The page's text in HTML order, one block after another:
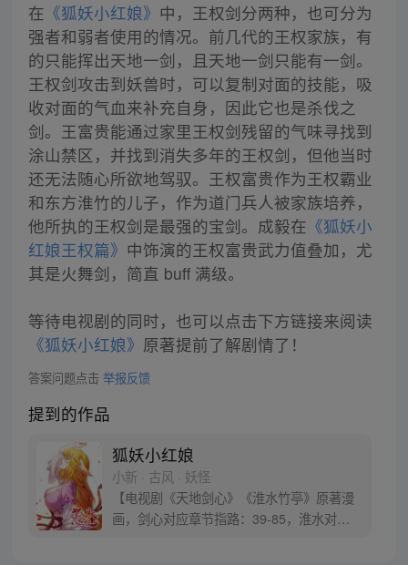
在 《狐妖小红娘》 中，王权剑分两种，也可分为
强者和弱者使用的情况。前几代的王权家族，有
的只能挥出天地一剑，且天地一剑只能有一剑。
王权剑攻击到妖兽时，可以复制对面的技能，吸
收对面的气血来补充自身，因此它也是杀伐之
剑。王富贵能通过家里王权剑残留的气味寻找到
涂山禁区，并找到消失多年的王权剑，但他当时
还无法随心所欲地驾驭。王权富贵作为王权霸业
和东方淮竹的儿子，作为道门兵人被家族培养，
他所执的王权剑是最强的宝剑。成毅在 《狐妖小
红娘王权篇》 中饰演的王权富贵武力值叠加，尤
其是火舞剑，简直 buff 满级。
等待电视剧的同时，也可以点击下方链接来阅读
《狐妖小红娘》 原著提前了解剧情了！
答案问题点击 举报反馈
提到的作品
狐妖小红娘
小新 · 古风 · 妖怪
【电视剧《天地剑心》《淮水竹亭》原著漫
画，剑心对应章节指路：39-85，淮水对应